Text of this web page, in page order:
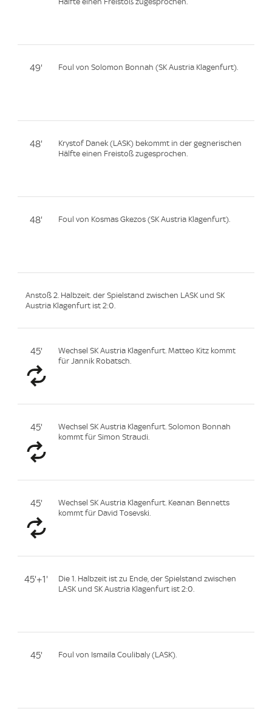
49' Foul von Solomon Bonnah (SK Austria Klagenfurt).
48'
Krystof Danek (LASK) bekommt in der gegnerischen
Hälfte einen Freistoß zugesprochen.
48' Foul von Kosmas Gkezos (SK Austria Klagenfurt).
Anstoß 2. Halbzeit. der Spielstand zwischen LASK und SK
Austria Klagenfurt ist 2:0.
45'
Wechsel SK Austria Klagenfurt. Matteo Kitz kommt
für Jannik Robatsch.
45'
Wechsel SK Austria Klagenfurt. Solomon Bonnah
kommt für Simon Straudi.
45'
Wechsel SK Austria Klagenfurt. Keanan Bennetts
kommt für David Tosevski.
45'+1'
Die 1. Halbzeit ist zu Ende, der Spielstand zwischen
LASK und SK Austria Klagenfurt ist 2:0.
45' Foul von Ismaila Coulibaly (LASK).